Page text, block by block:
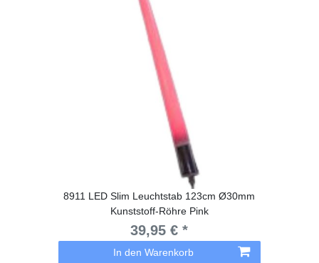
8911 LED Slim Leuchtstab 123cm Ø30mm
Kunststoff-Röhre Pink
39,95 € *
In den Warenkorb